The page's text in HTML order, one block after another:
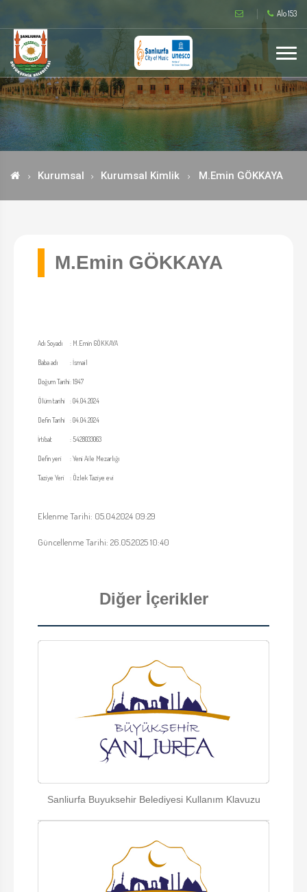
Alo 153
Kurumsal Kurumsal Kimlik M.Emin GÖKKAYA
M.Emin GÖKKAYA
Adı Soyadı : M.Emin GÖKKAYA
Baba adı :İsmail
Doğum Tarihi:1947
Ölüm tarihi :04.04.2024
Defin Tarihi :04.04.2024
İrtibat :5428033063
Defin yeri :Yeni Aile Mezarlığı
Taziye Yeri : Özlek Taziye evi
Eklenme Tarihi: 05.04.2024 09:29
Güncellenme Tarihi: 26.05.2025 10:40
Diğer İçerikler
Sanliurfa Buyuksehir Belediyesi Kullanım Klavuzu